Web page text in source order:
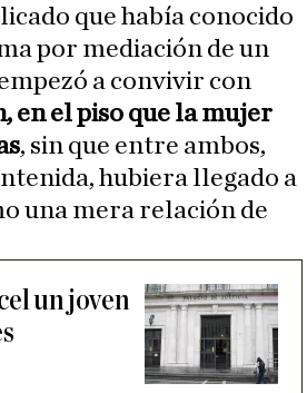
que había conocido
por mediación de un
a convivir con
en el piso que la mujer
, sin que entre ambos,
hubiera llegado a
una mera relación de
un joven